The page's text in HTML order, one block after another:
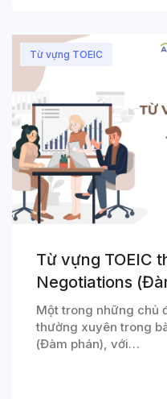
Từ vựng TOEIC
Từ vựng TOEIC
Negotiations
Một trong những chủ
thường xuyên trong
(Đàm phán), với…